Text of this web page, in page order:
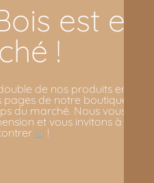
est en
!
de nos produits en
de notre boutique en
du marché. Nous vous
et vous invitons à venir
ici !